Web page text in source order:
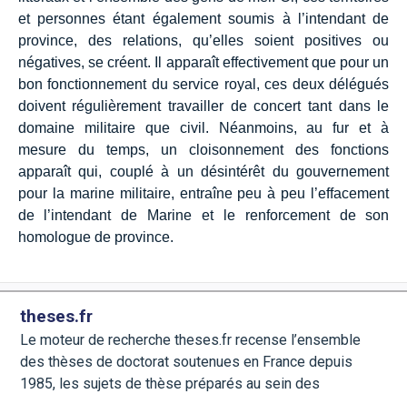
et personnes étant également soumis à l’intendant de
province, des relations, qu’elles soient positives ou
négatives, se créent. Il apparaît effectivement que pour un
bon fonctionnement du service royal, ces deux délégués
doivent régulièrement travailler de concert tant dans le
domaine militaire que civil. Néanmoins, au fur et à
mesure du temps, un cloisonnement des fonctions
apparaît qui, couplé à un désintérêt du gouvernement
pour la marine militaire, entraîne peu à peu l’effacement
de l’intendant de Marine et le renforcement de son
homologue de province.
theses.fr
Le moteur de recherche theses.fr recense l’ensemble
des thèses de doctorat soutenues en France depuis
1985, les sujets de thèse préparés au sein des